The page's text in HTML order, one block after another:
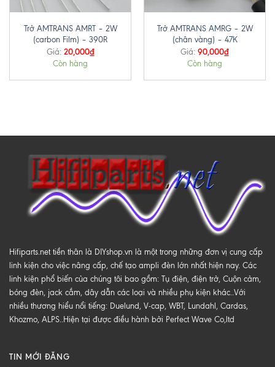
Trở AMTRANS AMRT – 2W
(carbon Film) – 390R
Giá: 20,000₫
Còn hàng
Trở AMTRANS AMRG – 2W
(chân vàng) – 47K
Giá: 90,000₫
Còn hàng
Hifiparts.net tiền thân là DIYshop.vn là một trong những đơn vị cung cấp
linh kiện cho việc nâng cấp, chế tạo ampli đèn lớn nhất hiện nay. Các
linh kiện phổ biến của chúng tôi bao gồm: Tụ điện, điện trở, Cuộn cảm,
bóng đèn, jack cắm, dây dẫn các loại và nhiều phụ kiện khác..Với
nhiều thương hiểu nổi tiếng: Duelund, V-cap, WBT, Lundahl, Cardas,
Khozmo, ALPS..Hiện tại được điều hành bởi Perfect Wave Co,ltd
TIN MỚI ĐĂNG